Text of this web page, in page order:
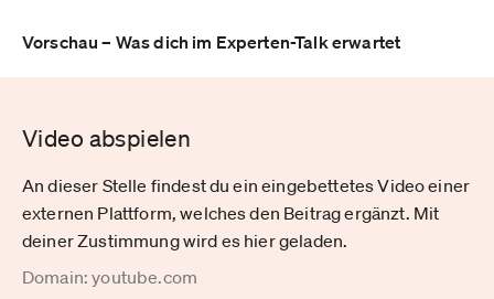
Vorschau – Was dich im Experten-Talk erwartet
Video abspielen
An dieser Stelle findest du ein eingebettetes Video einer
externen Plattform, welches den Beitrag ergänzt. Mit
deiner Zustimmung wird es hier geladen.
Domain: youtube.com